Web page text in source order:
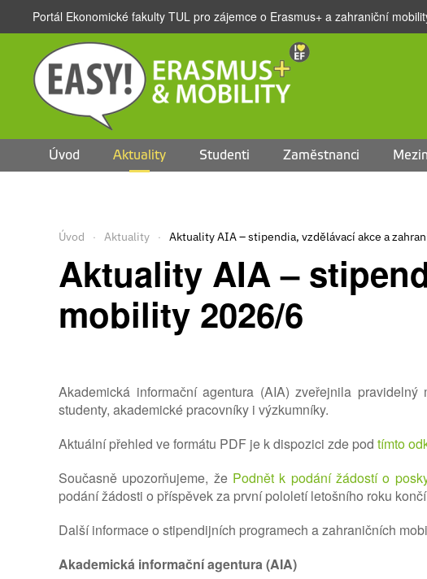
Přejít na hlavní obsah
Portál Ekonomické fakulty TUL pro zájemce o Erasmus+ a zahraniční
Úvod Aktuality Studenti Zaměstnanci
Úvod Aktuality Aktuality AIA – stipendia, vzdělávací akce a
Aktuality AIA –
mobility 2026/6
Akademická informační agentura (AIA) zveřejnila
studenty, akademické pracovníky i výzkumníky.
Aktuální přehled ve formátu PDF je k dispozici zde pod tímto
Současně upozorňujeme, že Podnět k podání žádostí o
podání žádosti o příspěvek za první pololetí letošního roku končí
Další informace o stipendijních programech a zahraničních
Akademická informační agentura (AIA)